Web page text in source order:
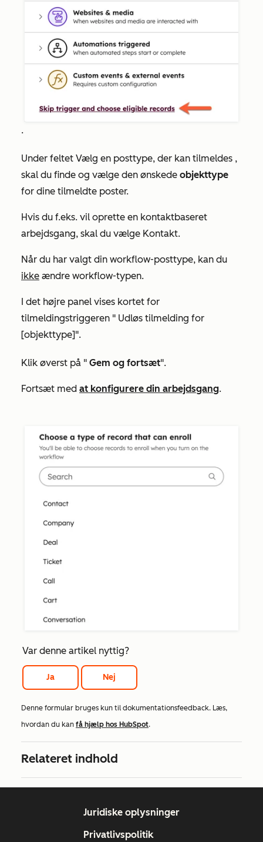
.
Under feltet Vælg en posttype, der kan tilmeldes ,
skal du finde og vælge den ønskede objekttype
for dine tilmeldte poster.
Hvis du f.eks. vil oprette en kontaktbaseret
arbejdsgang, skal du vælge Kontakt.
Når du har valgt din workflow-posttype, kan du
ikke ændre workflow-typen.
I det højre panel vises kortet for
tilmeldingstriggeren " Udløs tilmelding for
[objekttype]".
Klik øverst på " Gem og fortsæt".
Fortsæt med at konfigurere din arbejdsgang.
Var denne artikel nyttig?
Ja Nej
Denne formular bruges kun til dokumentationsfeedback. Læs,
hvordan du kan få hjælp hos HubSpot.
Relateret indhold
Juridiske oplysninger
Privatlivspolitik